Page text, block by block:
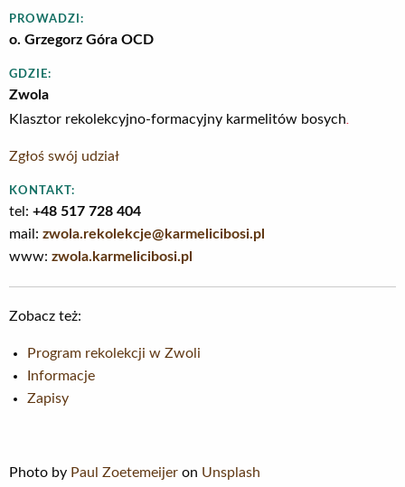
PROWADZI:
o. Grzegorz Góra OCD
GDZIE:
Zwola
Klasztor rekolekcyjno-formacyjny karmelitów bosych
Zgłoś swój udział
KONTAKT:
tel: +48 517 728 404
mail: zwola.rekolekcje@karmelicibosi.pl
www: zwola.karmelicibosi.pl
Zobacz też:
Program rekolekcji w Zwoli
Informacje
Zapisy
Photo by Paul Zoetemeijer on Unsplash